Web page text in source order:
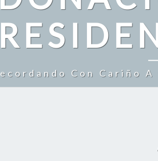
Con Cariño